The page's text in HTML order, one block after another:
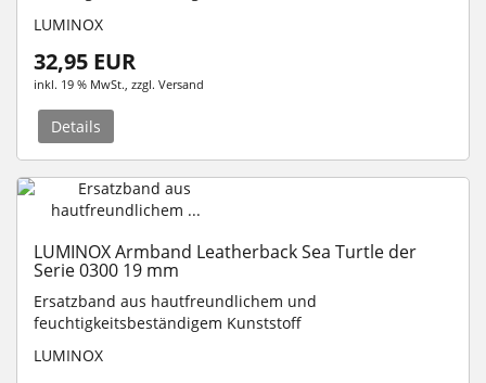
LUMINOX
32,95 EUR
inkl. 19 % MwSt. , zzgl. Versand
Details
LUMINOX Armband Leatherback Sea Turtle der
Serie 0300 19 mm
Ersatzband aus hautfreundlichem und
feuchtigkeitsbeständigem Kunststoff
LUMINOX